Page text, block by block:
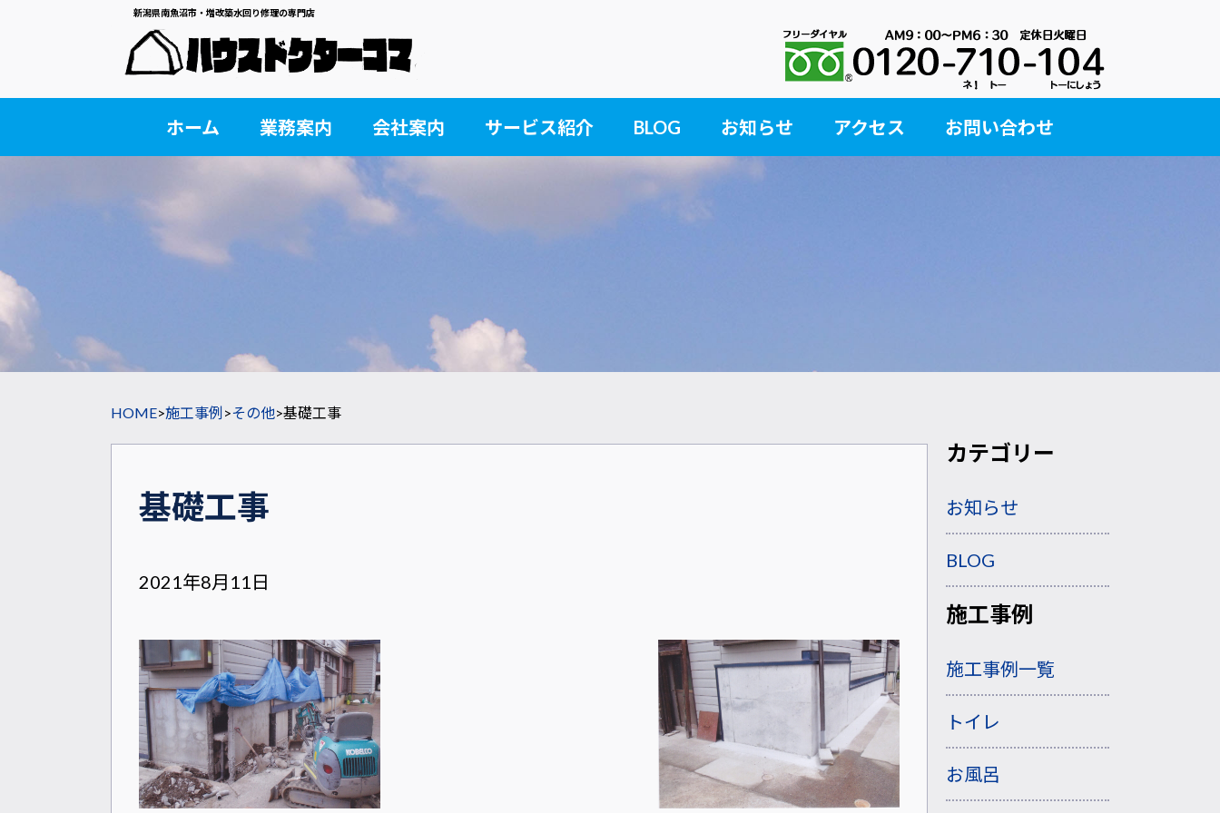
新潟県南魚沼市・増改築水回り修理の専門店
ホーム 業務案内 会社案内 サービス紹介 BLOG お知らせ アクセス お問い合わせ
HOME>施工事例 >その他>基礎工事
基礎工事
2021年8月11日
カテゴリー
お知らせ
BLOG
施工事例
施工事例一覧
トイレ
お風呂